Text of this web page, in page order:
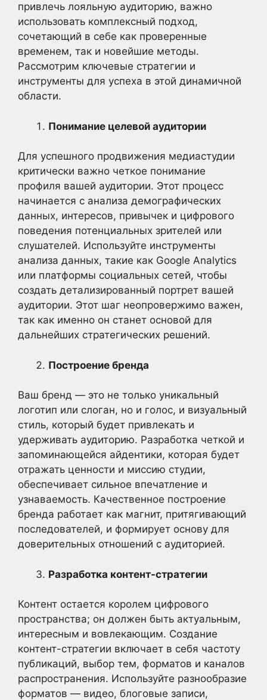
привлечь лояльную аудиторию, важно
использовать комплексный подход,
сочетающий в себе как проверенные
временем, так и новейшие методы.
Рассмотрим ключевые стратегии и
инструменты для успеха в этой динамичной
области.
Понимание целевой аудитории
Для успешного продвижения медиастудии
критически важно четкое понимание
профиля вашей аудитории. Этот процесс
начинается с анализа демографических
данных, интересов, привычек и цифрового
поведения потенциальных зрителей или
слушателей. Используйте инструменты
анализа данных, такие как Google Analytics
или платформы социальных сетей, чтобы
создать детализированный портрет вашей
аудитории. Этот шаг неопровержимо важен,
так как именно он станет основой для
дальнейших стратегических решений.
Построение бренда
Ваш бренд — это не только уникальный
логотип или слоган, но и голос, и визуальный
стиль, который будет привлекать и
удерживать аудиторию. Разработка четкой и
запоминающейся айдентики, которая будет
отражать ценности и миссию студии,
обеспечивает сильное впечатление и
узнаваемость. Качественное построение
бренда работает как магнит, притягивающий
последователей, и формирует основу для
доверительных отношений с аудиторией.
Разработка контент-стратегии
Контент остается королем цифрового
пространства; он должен быть актуальным,
интересным и вовлекающим. Создание
контент-стратегии включает в себя частоту
публикаций, выбор тем, форматов и каналов
распространения. Используйте разнообразие
форматов — видео, блоговые записи,